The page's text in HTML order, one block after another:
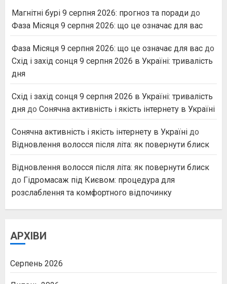
Магнітні бурі 9 серпня 2026: прогноз та поради до
Фаза Місяця 9 серпня 2026: що це означає для вас
Фаза Місяця 9 серпня 2026: що це означає для вас до
Схід і захід сонця 9 серпня 2026 в Україні: тривалість
дня
Схід і захід сонця 9 серпня 2026 в Україні: тривалість
дня до Сонячна активність і якість інтернету в Україні
Сонячна активність і якість інтернету в Україні до
Відновлення волосся після літа: як повернути блиск
Відновлення волосся після літа: як повернути блиск
до Гідромасаж під Києвом: процедура для
розслаблення та комфортного відпочинку
АРХІВИ
Серпень 2026